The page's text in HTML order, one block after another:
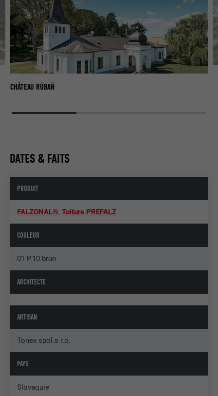
CHÂTEAU RÚBAŇ
DATES & FAITS
PRODUIT
FALZONAL®,Toiture PREFALZ
COULEUR
01 P.10 brun
ARCHITECTE
ARTISAN
Tonex spol.s r.o.
PAYS
Slovaquie